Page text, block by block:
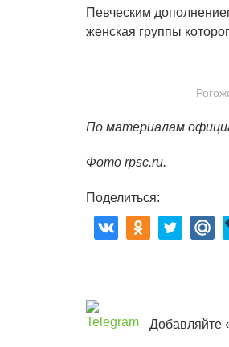
Певческим
женская группы
По материалам
Фото rpsc.ru.
Поделиться:
Добавляйте